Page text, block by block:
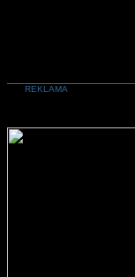
REKLAMA